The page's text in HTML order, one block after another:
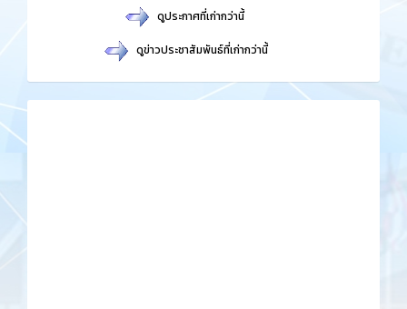
ดูประกาศที่เก่ากว่านี้
ดูข่าวประชาสัมพันธ์ที่เก่ากว่านี้